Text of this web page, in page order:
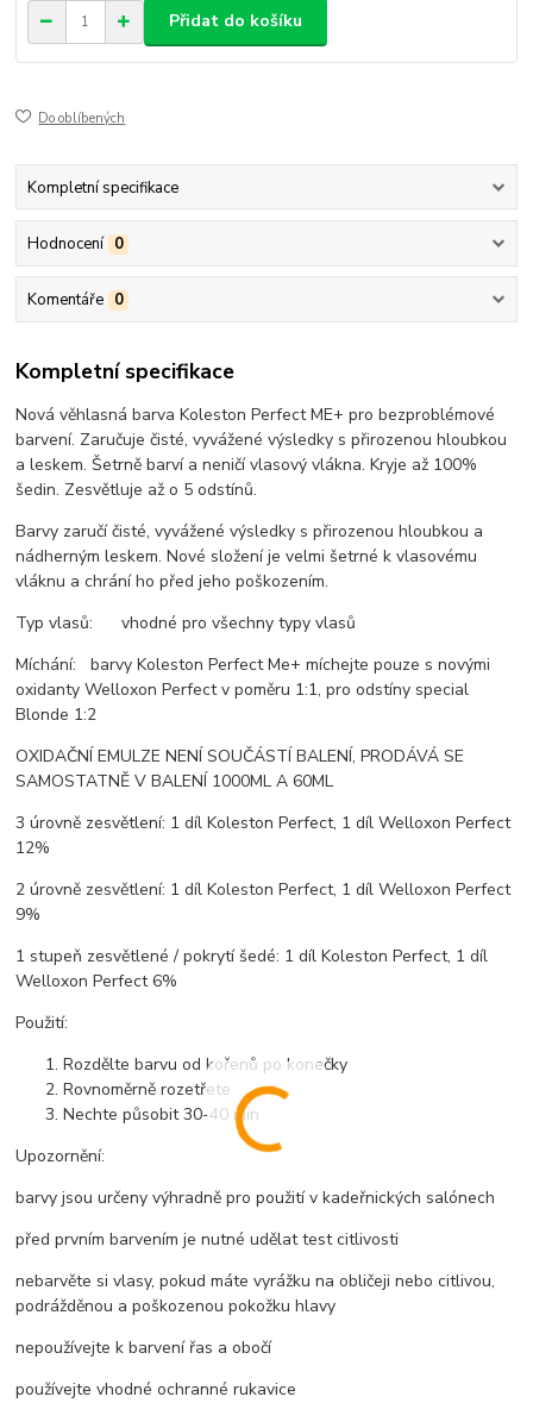
Přidat do košíku
Do oblíbených
Kompletní specifikace
Hodnocení 0
Komentáře 0
Kompletní specifikace
Nová věhlasná barva Koleston Perfect ME+ pro bezproblémové
barvení. Zaručuje čisté, vyvážené výsledky s přirozenou hloubkou
a leskem. Šetrně barví a neničí vlasový vlákna. Kryje až 100%
šedin. Zesvětluje až o 5 odstínů.
Barvy zaručí čisté, vyvážené výsledky s přirozenou hloubkou a
nádherným leskem. Nové složení je velmi šetrné k vlasovému
vláknu a chrání ho před jeho poškozením.
Typ vlasů: vhodné pro všechny typy vlasů
Míchání: barvy Koleston Perfect Me+ míchejte pouze s novými
oxidanty Welloxon Perfect v poměru 1:1, pro odstíny special
Blonde 1:2
OXIDAČNÍ EMULZE NENÍ SOUČÁSTÍ BALENÍ, PRODÁVÁ SE
SAMOSTATNĚ V BALENÍ 1000ML A 60ML
3 úrovně zesvětlení: 1 díl Koleston Perfect, 1 díl Welloxon Perfect
12%
2 úrovně zesvětlení: 1 díl Koleston Perfect, 1 díl Welloxon Perfect
9%
1 stupeň zesvětlené / pokrytí šedé: 1 díl Koleston Perfect, 1 díl
Welloxon Perfect 6%
Použití:
Rozdělte barvu od kořenů po konečky
Rovnoměrně rozetřete
Nechte působit 30-40 min
Upozornění:
barvy jsou určeny výhradně pro použití v kadeřnických salónech
před prvním barvením je nutné udělat test citlivosti
nebarvěte si vlasy, pokud máte vyrážku na obličeji nebo citlivou,
podrážděnou a poškozenou pokožku hlavy
nepoužívejte k barvení řas a obočí
používejte vhodné ochranné rukavice